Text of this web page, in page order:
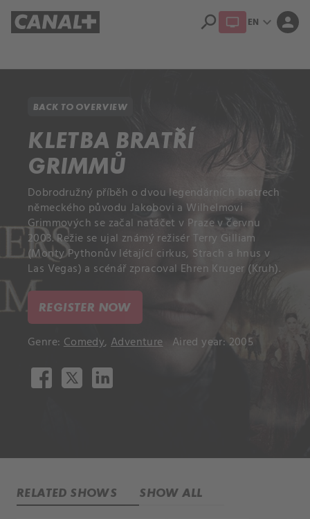
search EN expand_more person
BACK TO OVERVIEW
KLETBA BRATŘÍ
GRIMMŮ
Dobrodružný příběh o dvou legendárních bratrech
německého původu Jakobovi a Wilhelmovi
Grimmových se začal natáčet v Praze v červnu
2003. Režie se ujal známý režisér Terry Gilliam
(Monty Pythonův létající cirkus, Strach a hnus v
Las Vegas) a scénář zpracoval Ehren Kruger (Kruh).
REGISTER NOW
Genre: Comedy,Adventure Aired year: 2005
RELATED SHOWS SHOW ALL